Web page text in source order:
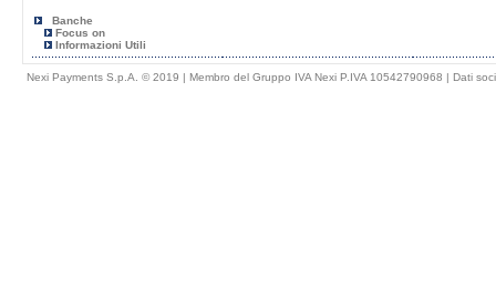
Banche
Focus on
Informazioni Utili
Nexi Payments S.p.A. © 2019 | Membro del Gruppo IVA Nexi P.IVA 10542790968 | Dati